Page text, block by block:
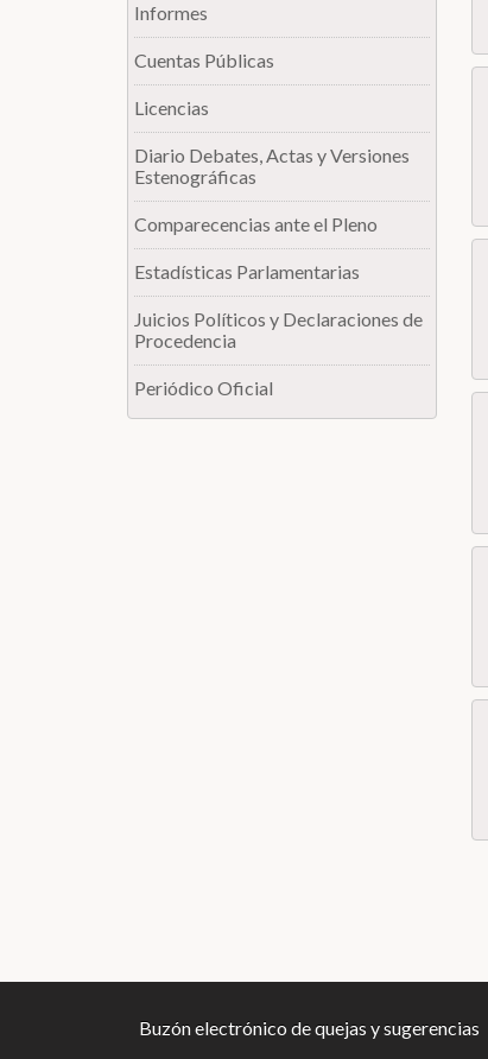
Informes
Cuentas Públicas
Licencias
Diario Debates, Actas y Versiones
Estenográficas
Comparecencias ante el Pleno
Estadísticas Parlamentarias
Juicios Políticos y Declaraciones de
Procedencia
Periódico Oficial
Buzón electrónico de quejas y sugerencias